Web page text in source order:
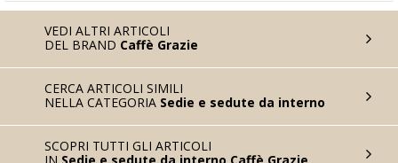
VEDI ALTRI ARTICOLI
DEL BRAND Caffè Grazie
CERCA ARTICOLI SIMILI
NELLA CATEGORIA Sedie e sedute da interno
SCOPRI TUTTI GLI ARTICOLI